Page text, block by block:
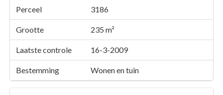
Perceel 3186
Grootte 235 m²
Laatste controle 16-3-2009
Bestemming Wonen en tuin